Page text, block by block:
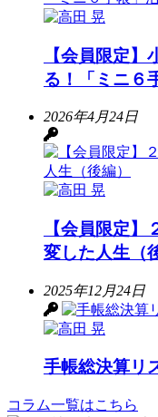
【会員限定
る！「ミニ６
2026年4月24日
【会員限定
変した人生（
2025年12月24日
手帳総決算リ
コラム一覧はこちら